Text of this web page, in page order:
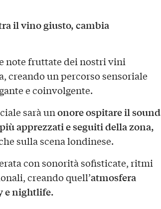
il vino giusto, cambia
note fruttate dei nostri vini
creando un percorso sensoriale
e coinvolgente.
sarà unonore ospitare il sound
apprezzati e seguiti della zona,
sulla scena londinese.
con sonorità sofisticate, ritmi
creando quell’atmosfera
e nightlife.